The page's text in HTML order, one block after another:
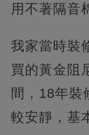
用不著隔音
我家當時裝
買的黃金阻
間，18年裝
較安靜，基